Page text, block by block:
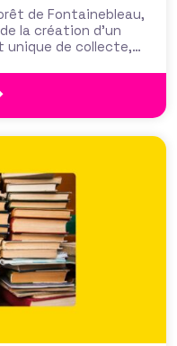
de Fontainebleau,
la création d’un
unique de collecte,
du Patrimoine. Alors
ou des particuliers,